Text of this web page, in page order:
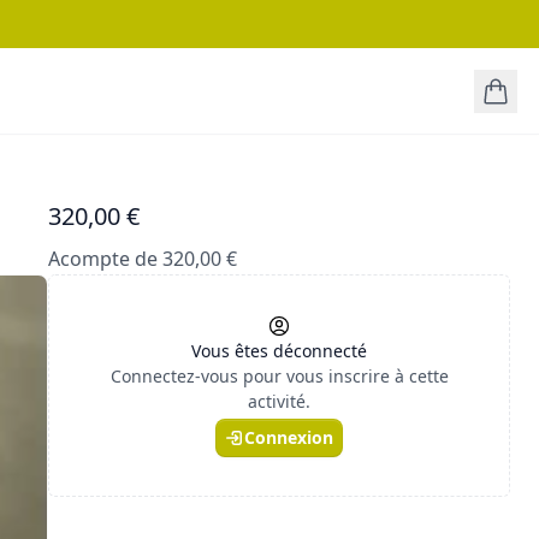
320,00 €
Acompte de 320,00 €
Vous êtes déconnecté
Connectez-vous pour vous inscrire à cette
activité.
Connexion